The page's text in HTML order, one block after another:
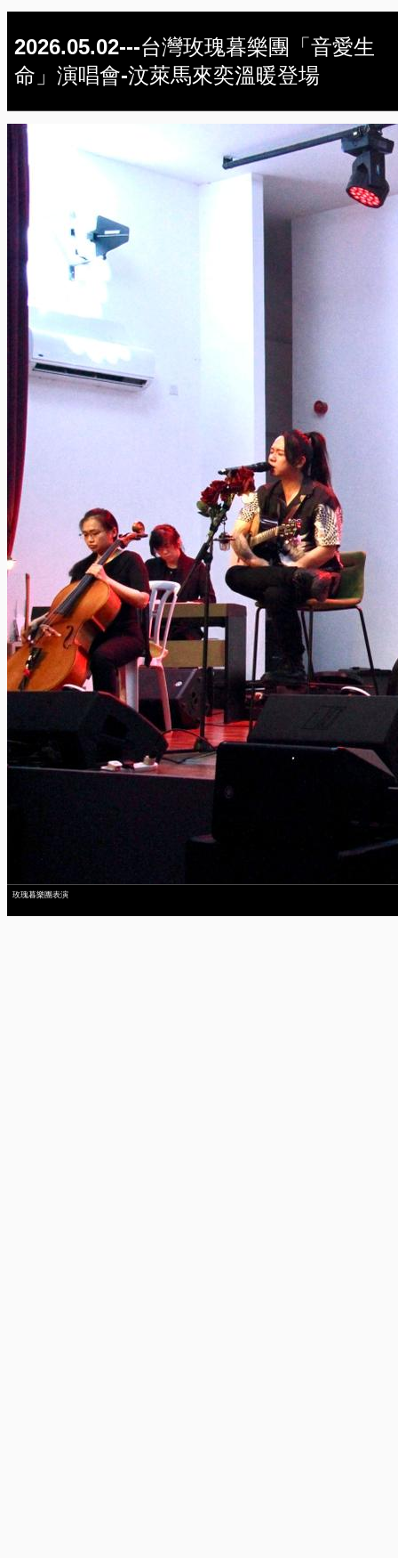
2026.05.02---台灣玫瑰暮樂團「音愛生
命」演唱會-汶萊馬來奕溫暖登場
玫瑰暮樂團表演